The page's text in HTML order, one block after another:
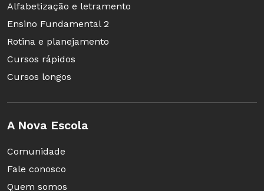
Alfabetização e letramento
Ensino Fundamental 2
Rotina e planejamento
Cursos rápidos
Cursos longos
A Nova Escola
Comunidade
Fale conosco
Quem somos